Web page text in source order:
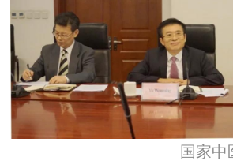
国家中医药管